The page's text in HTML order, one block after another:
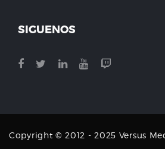
SIGUENOS
Copyright © 2012 - 2025 Versus